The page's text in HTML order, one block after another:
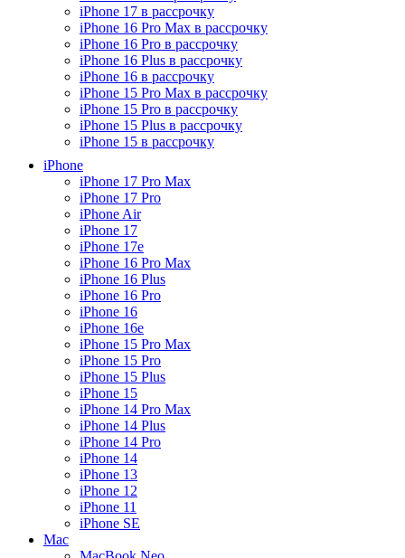
iPhone 17 в рассрочку
iPhone 16 Pro Max в рассрочку
iPhone 16 Pro в рассрочку
iPhone 16 Plus в рассрочку
iPhone 16 в рассрочку
iPhone 15 Pro Max в рассрочку
iPhone 15 Pro в рассрочку
iPhone 15 Plus в рассрочку
iPhone 15 в рассрочку
iPhone
iPhone 17 Pro Max
iPhone 17 Pro
iPhone Air
iPhone 17
iPhone 17e
iPhone 16 Pro Max
iPhone 16 Plus
iPhone 16 Pro
iPhone 16
iPhone 16e
iPhone 15 Pro Max
iPhone 15 Pro
iPhone 15 Plus
iPhone 15
iPhone 14 Pro Max
iPhone 14 Plus
iPhone 14 Pro
iPhone 14
iPhone 13
iPhone 12
iPhone 11
iPhone SE
Mac